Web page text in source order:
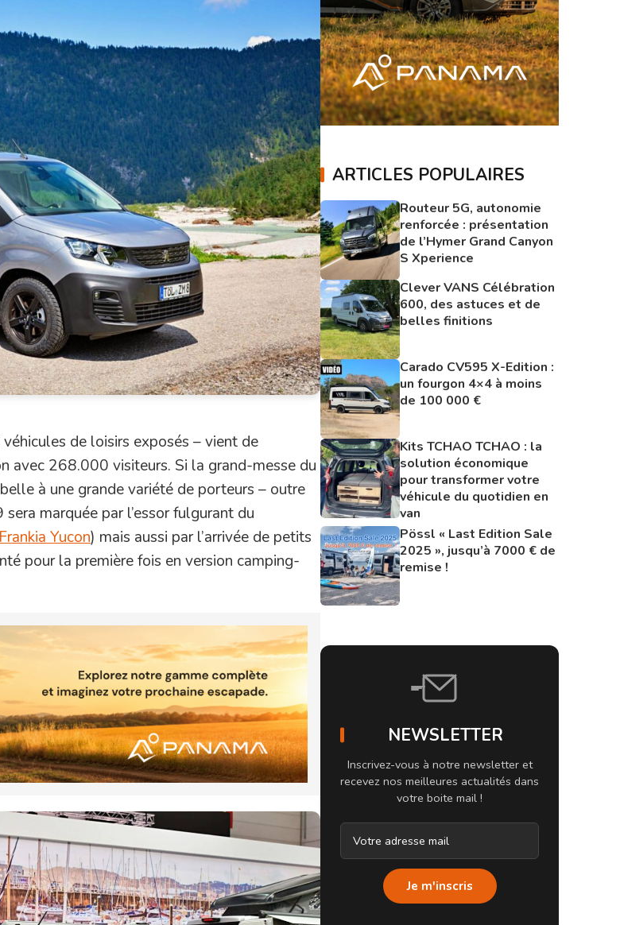
de loisirs exposés – vient de
avec 268.000 visiteurs. Si la grand-messe du
à une grande variété de porteurs – outre
marquée par l’essor fulgurant du
Yucon) mais aussi par l’arrivée de petits
pour la première fois en version camping-
ARTICLES POPULAIRES
Routeur 5G, autonomie
renforcée : présentation
de l’Hymer Grand Canyon
S Xperience
Clever VANS Célébration
600, des astuces et de
belles finitions
Carado CV595 X-Edition :
un fourgon 4×4 à moins
de 100 000 €
Kits TCHAO TCHAO : la
solution économique
pour transformer votre
véhicule du quotidien en
van
Pössl « Last Edition Sale
2025 », jusqu’à 7000 € de
remise !
NEWSLETTER
Inscrivez-vous à notre newsletter et
recevez nos meilleures actualités dans
votre boite mail !
Je m'inscris